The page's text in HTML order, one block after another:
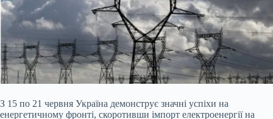
З 15 по 21 червня Україна демонструє значні успіхи на
енергетичному фронті, скоротивши імпорт електроенергії на